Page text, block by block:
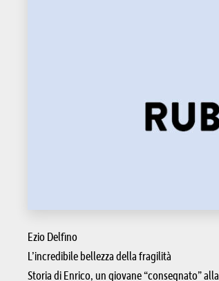
Ezio Delfino
L’incredibile bellezza della fragilità
Storia di Enrico, un giovane “consegnato” alla